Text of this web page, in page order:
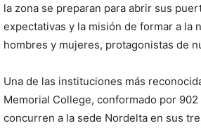
la zona se preparan para abrir sus
expectativas y la misión de formar a la
hombres y mujeres, protagonistas de
Una de las instituciones más
Memorial College, conformado por 902
concurren a la sede Nordelta en sus